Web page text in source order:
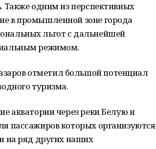
Также одним из перспективных
в промышленной зоне города
льгот с дальнейшей
режимом.
отметил большой потенциал
туризма.
акватории через реки Белую и
пассажиров которых организуются
на ряд других наших